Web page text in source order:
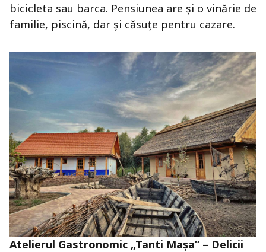
bicicleta sau barca. Pensiunea are și o vinărie de
familie, piscină, dar și căsuțe pentru cazare.
Atelierul Gastronomic „Tanti Mașa” – Delicii